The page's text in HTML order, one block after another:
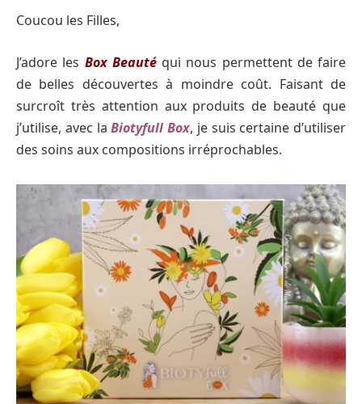
Coucou les Filles,
J’adore les Box Beautéqui nous permettent de faire
de belles découvertes à moindre coût. Faisant de
surcroît très attention aux produits de beauté que
j’utilise, avec laBiotyfull Box, je suis certaine d’utiliser
des soins aux compositions irréprochables.